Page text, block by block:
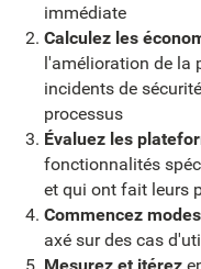
immédiate
Calculez les
l'amélioration de la
incidents de
processus
Évaluez les
fonctionnalités
et qui ont fait leurs
Commencez
axé sur des cas